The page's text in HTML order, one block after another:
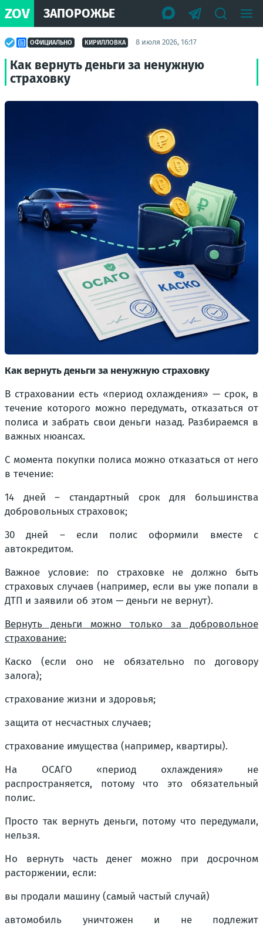
ZOV ЗАПОРОЖЬЕ
ОФИЦИАЛЬНО КИРИЛЛОВКА 8 июля 2026, 16:17
Как вернуть деньги за ненужную
страховку
Как вернуть деньги за ненужную страховку
В страховании есть «период охлаждения» — срок, в
течение которого можно передумать, отказаться от
полиса и забрать свои деньги назад. Разбираемся в
важных нюансах.
C момента покупки полиса можно отказаться от него
в течение:
14 дней – стандартный срок для большинства
добровольных страховок;
30 дней – если полис оформили вместе с
автокредитом.
Важное условие: по страховке не должно быть
страховых случаев (например, если вы уже попали в
ДТП и заявили об этом — деньги не вернут).
Вернуть деньги можно только за добровольное
страхование:
Каско (если оно не обязательно по договору
залога);
страхование жизни и здоровья;
защита от несчастных случаев;
страхование имущества (например, квартиры).
На ОСАГО «период охлаждения» не
распространяется, потому что это обязательный
полис.
Просто так вернуть деньги, потому что передумали,
нельзя.
Но вернуть часть денег можно при досрочном
расторжении, если:
вы продали машину (самый частый случай)
автомобиль уничтожен и не подлежит